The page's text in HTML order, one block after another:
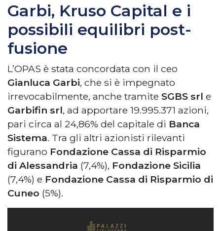
Garbi, Kruso Capital e i
possibili equilibri post-
fusione
L’OPAS è stata concordata con il ceo
Gianluca Garbi, che si è impegnato
irrevocabilmente, anche tramite SGBS srl e
Garbifin srl, ad apportare 19.995.371 azioni,
pari circa al 24,86% del capitale di Banca
Sistema. Tra gli altri azionisti rilevanti
figurano Fondazione Cassa di Risparmio
di Alessandria (7,4%), Fondazione Sicilia
(7,4%) e Fondazione Cassa di Risparmio di
Cuneo (5%).